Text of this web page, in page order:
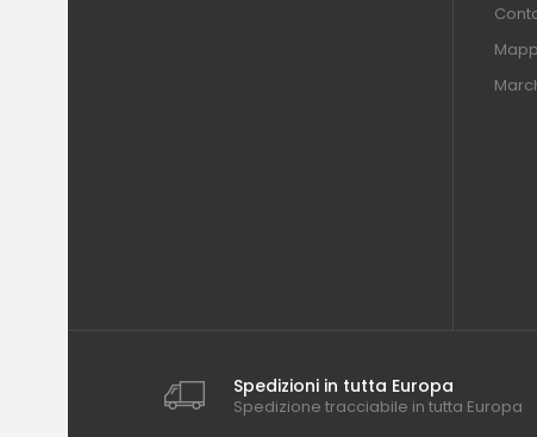
Spedizioni in tutta Europa
Spedizione tracciabile in tutta Europa